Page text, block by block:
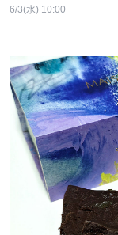
6/3(水) 10:00